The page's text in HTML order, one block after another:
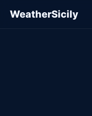
WeatherSicily